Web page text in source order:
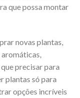
que possa montar
novas plantas,
precisar para
plantas só para
opções incríveis